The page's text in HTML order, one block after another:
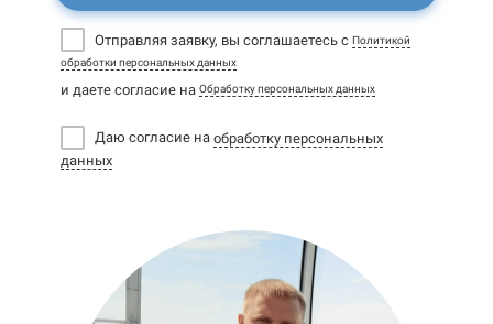
Отправляя заявку, вы соглашаетесь с Политикой
обработки персональных данных
и даете согласие на Обработку персональных данных
Даю согласие на обработку персональных
данных